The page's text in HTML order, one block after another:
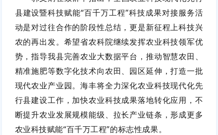
县建设暨科技赋能“百千万工程”科技成果对接服务活
动是对过往合作的阶段性总结，更是新征程上科技兴
农的再出发。希望省农科院继续发挥农业科技领军优
势，指导我县完善农业大数据平台，推动智慧农田、
精准施肥等数字化技术向农田、园区延伸，打造一批
现代农业产业园。海丰将全力深化农业科技现代化先
行县建设工作，加快农业科技成果落地转化应用，不
断提升农业发展规模能级、拉长产业链条，形成更多
农业科技赋能“百千万工程”的标志性成果。